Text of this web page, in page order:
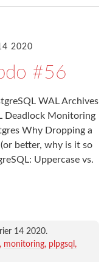
2020
#56
WAL Archives
Deadlock Monitoring
Why Dropping a
better, why is it so
Uppercase vs.
14 2020.
monitoring plpgsql